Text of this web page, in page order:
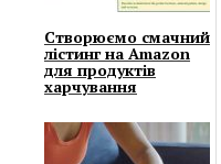
Створюємо смачний
лістинг на Amazon
для продуктів
харчування